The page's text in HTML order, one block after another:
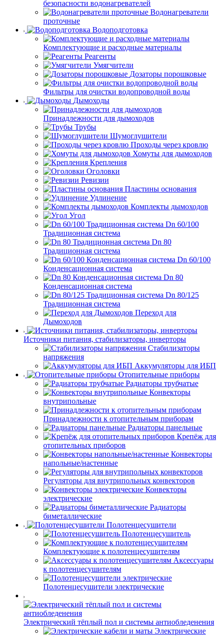
безопасности водонагревателей
Водонагреватели
проточные
Водоподготовка
Комплектующие и расходные материалы
Реагенты
Умягчители
Дозаторы порошковые
Фильтры для очистки водопроводной воды
Дымоходы
Принадлежности для дымоходов
Трубы
Шумоглушители
Проходы через кровлю
Хомуты для дымоходов
Крепления
Оголовки
Ревизии
Пластины основания
Удлинение
Комплекты дымоходов
Угол
Dn 60/100
Традиционная система
Dn 80
Традиционная система
Dn 60/100
Конденсационная система
Dn 80
Конденсационная система
Dn 80/125
Традиционная система
Переход для
Дымоходов
Источники питания, стабилизаторы, инверторы
Стабилизаторы
напряжения
Аккумуляторы для ИБП
Отопительные приборы
Радиаторы трубчатые
Конвекторы
внутрипольные
Принадлежности к отопительным приборам
Радиаторы панельные
Крепёж для
отопительных приборов
Конвекторы
напольные/настенные
Регуляторы для внутрипольных конвекторов
Конвекторы
электрические
Радиаторы
биметаллические
Полотенцесушители
Полотенцесушитель
Комплектующие к полотенцесушителям
Аксессуары
к полотенцесушителям
Полотенцесушители электрические
Электрический тёплый пол и системы антиобледенения
Электрические